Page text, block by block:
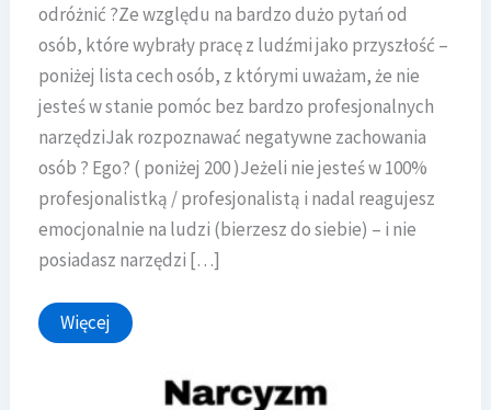
odróżnić ?Ze względu na bardzo dużo pytań od
osób, które wybrały pracę z ludźmi jako przyszłość –
poniżej lista cech osób, z którymi uważam, że nie
jesteś w stanie pomóc bez bardzo profesjonalnych
narzędziJak rozpoznawać negatywne zachowania
osób ? Ego? ( poniżej 200 )Jeżeli nie jesteś w 100%
profesjonalistką / profesjonalistą i nadal reagujesz
emocjonalnie na ludzi (bierzesz do siebie) – i nie
posiadasz narzędzi […]
Narcyzm
(
Więcej